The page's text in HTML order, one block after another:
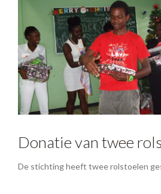
Donatie van twee
De stichting heeft twee rolstoelen